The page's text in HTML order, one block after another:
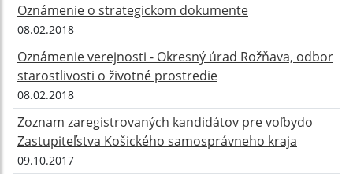
Oznámenie o strategickom dokumente
08.02.2018
Oznámenie verejnosti - Okresný úrad Rožňava, odbor
starostlivosti o životné prostredie
08.02.2018
Zoznam zaregistrovaných kandidátov pre voľbydo
Zastupiteľstva Košického samosprávneho kraja
09.10.2017